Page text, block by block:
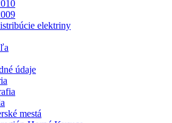
elektriny
údaje
mestá